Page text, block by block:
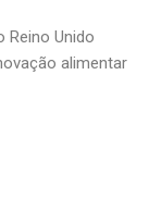
Reino Unido
alimentar